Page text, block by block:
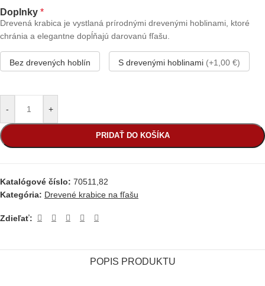
Doplnky *
Drevená krabica je vystlaná prírodnými drevenými hoblinami, ktoré
chránia a elegantne dopĺňajú darovanú fľašu.
Bez drevených hoblín S drevenými hoblinami (+1,00 €)
- +
PRIDAŤ DO KOŠÍKA
Katalógové číslo: 70511,82
Kategória: Drevené krabice na fľašu
Zdieľať:
POPIS PRODUKTU